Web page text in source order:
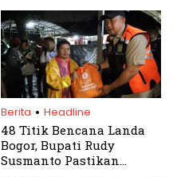
Berita . Headline
48 Titik Bencana Landa
Bogor, Bupati Rudy
Susmanto Pastikan